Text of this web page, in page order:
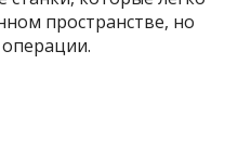
пространстве, но